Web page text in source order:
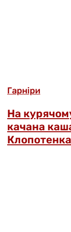
Гарніри
На
качана
Клопотенка